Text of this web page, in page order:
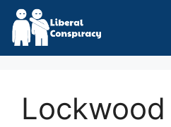
Skip
content
Lockwood